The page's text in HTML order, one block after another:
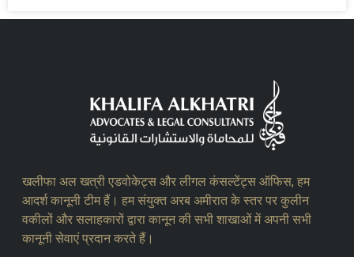
खलीफा अल खत्री एडवोकेट्स और लीगल कंसल्टेंट्स ऑफिस, हम
आदर्श कानूनी टीम हैं। हम संयुक्त अरब अमीरात के स्तर पर कुलीन
वकीलों और सलाहकारों द्वारा कानून की सभी शाखाओं में अपनी सभी
कानूनी सेवाएं प्रदान करते हैं।